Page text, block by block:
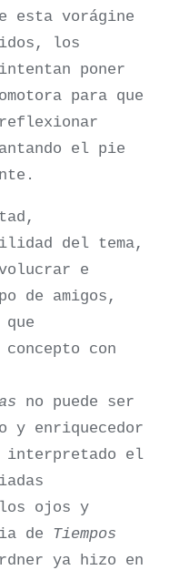
esta vorágine
los
poner
para que
el pie
del tema,
e
de amigos,
con
no puede ser
y enriquecedor
interpretado el
los ojos y
de Tiempos
ya hizo en